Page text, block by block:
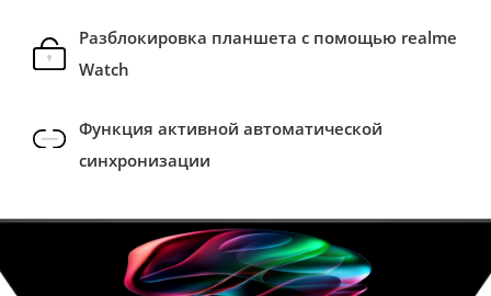
Разблокировка планшета с помощью realme
Watch
Функция активной автоматической
синхронизации